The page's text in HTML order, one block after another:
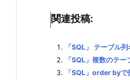
関連投稿:
「SQL」 テーブル
「SQL」複数のテ
「SQL」order by